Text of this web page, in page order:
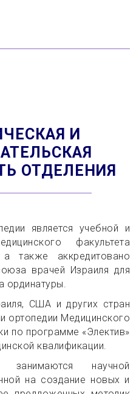
И
ОТДЕЛЕНИЯ
является учебной и
факультета
а также аккредитовано
врачей Израиля для
ординатуры.
США и других стран
ортопедии Медицинского
по программе «Электив»
квалификации.
занимаются научной
на создание новых и